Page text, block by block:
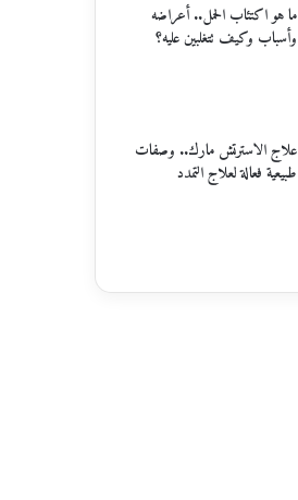
ما هو اكتئاب الحمل.. أعراضه
وأسباب وكيف تتغلبين عليه؟
علاج الاسترتش مارك.. وصفات
طبيعية فعالة لعلاج التمدد